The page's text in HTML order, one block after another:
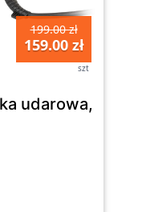
199.00 zł
159.00 zł
szt
udarowa, 800